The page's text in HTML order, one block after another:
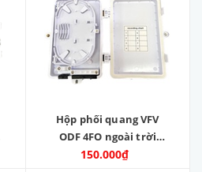
Hộp phối quang VFV
ODF 4FO ngoài trời
Nhựa ABS
150.000₫